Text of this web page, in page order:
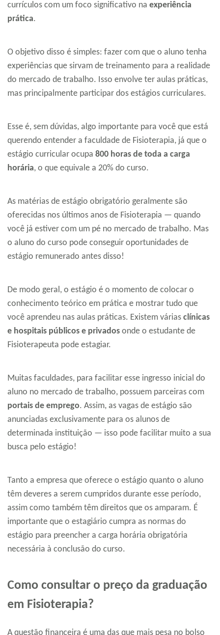
currículos com um foco significativo na experiência
prática.
O objetivo disso é simples: fazer com que o aluno tenha
experiências que sirvam de treinamento para a realidade
do mercado de trabalho. Isso envolve ter aulas práticas,
mas principalmente participar dos estágios curriculares.
Esse é, sem dúvidas, algo importante para você que está
querendo entender a faculdade de Fisioterapia, já que o
estágio curricular ocupa 800 horas de toda a carga
horária, o que equivale a 20% do curso.
As matérias de estágio obrigatório geralmente são
oferecidas nos últimos anos de Fisioterapia — quando
você já estiver com um pé no mercado de trabalho. Mas
o aluno do curso pode conseguir oportunidades de
estágio remunerado antes disso!
De modo geral, o estágio é o momento de colocar o
conhecimento teórico em prática e mostrar tudo que
você aprendeu nas aulas práticas. Existem várias clínicas
e hospitais públicos e privados onde o estudante de
Fisioterapeuta pode estagiar.
Muitas faculdades, para facilitar esse ingresso inicial do
aluno no mercado de trabalho, possuem parceiras com
portais de emprego. Assim, as vagas de estágio são
anunciadas exclusivamente para os alunos de
determinada instituição — isso pode facilitar muito a sua
busca pelo estágio!
Tanto a empresa que oferece o estágio quanto o aluno
têm deveres a serem cumpridos durante esse período,
assim como também têm direitos que os amparam. É
importante que o estagiário cumpra as normas do
estágio para preencher a carga horária obrigatória
necessária à conclusão do curso.
Como consultar o preço da graduação
em Fisioterapia?
A questão financeira é uma das que mais pesa no bolso